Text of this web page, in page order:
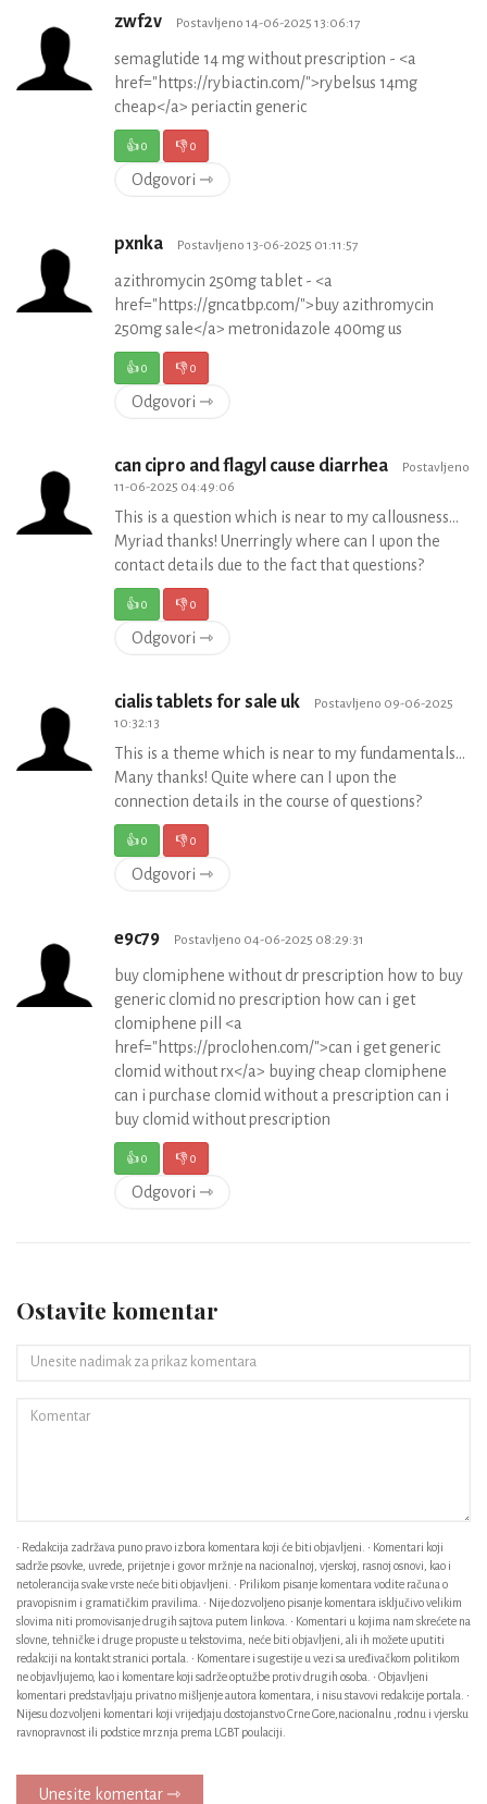
zwf2v Postavljeno 14-06-2025 13:06:17
semaglutide 14 mg without prescription - <a
href="https://rybiactin.com/">rybelsus 14mg
cheap</a> periactin generic
👍0 👎0
Odgovori ⇾
pxnka Postavljeno 13-06-2025 01:11:57
azithromycin 250mg tablet - <a
href="https://gncatbp.com/">buy azithromycin
250mg sale</a> metronidazole 400mg us
👍0 👎0
Odgovori ⇾
can cipro and flagyl cause diarrhea
Postavljeno
11-06-2025 04:49:06
This is a question which is near to my callousness…
Myriad thanks! Unerringly where can I upon the
contact details due to the fact that questions?
👍0 👎0
Odgovori ⇾
cialis tablets for sale uk
Postavljeno 09-06-2025
10:32:13
This is a theme which is near to my fundamentals…
Many thanks! Quite where can I upon the
connection details in the course of questions?
👍0 👎0
Odgovori ⇾
e9c79 Postavljeno 04-06-2025 08:29:31
buy clomiphene without dr prescription how to buy
generic clomid no prescription how can i get
clomiphene pill <a
href="https://proclohen.com/">can i get generic
clomid without rx</a> buying cheap clomiphene
can i purchase clomid without a prescription can i
buy clomid without prescription
👍0 👎0
Odgovori ⇾
Ostavite komentar
• Redakcija zadržava puno pravo izbora komentara koji će biti objavljeni. • Komentari koji
sadrže psovke, uvrede, prijetnje i govor mržnje na nacionalnoj, vjerskoj, rasnoj osnovi, kao i
netolerancija svake vrste neće biti objavljeni. • Prilikom pisanje komentara vodite računa o
pravopisnim i gramatičkim pravilima. • Nije dozvoljeno pisanje komentara isključivo velikim
slovima niti promovisanje drugih sajtova putem linkova. • Komentari u kojima nam skrećete na
slovne, tehničke i druge propuste u tekstovima, neće biti objavljeni, ali ih možete uputiti
redakciji na kontakt stranici portala. • Komentare i sugestije u vezi sa uređivačkom politikom
ne objavljujemo, kao i komentare koji sadrže optužbe protiv drugih osoba. • Objavljeni
komentari predstavljaju privatno mišljenje autora komentara, i nisu stavovi redakcije portala. •
Nijesu dozvoljeni komentari koji vrijedjaju dostojanstvo Crne Gore,nacionalnu ,rodnu i vjersku
ravnopravnost ili podstice mrznja prema LGBT poulaciji.
Unesite komentar ⇾